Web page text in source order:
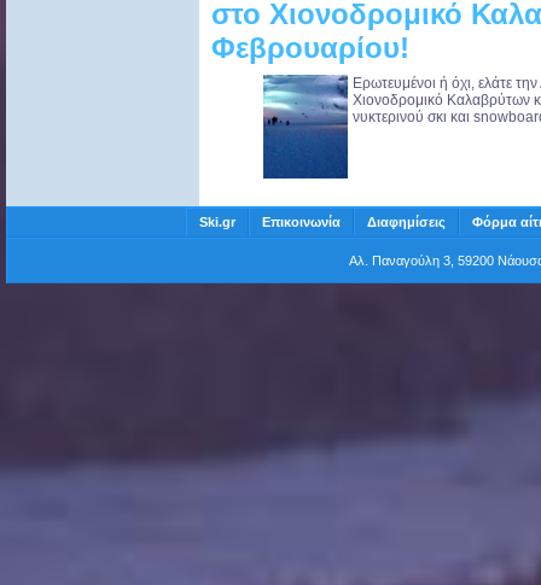
στο Χιονοδρομικό
Φεβρουαρίου!
Ερωτευμένοι ή όχι, ελάτε
Χιονοδρομικό Καλαβρύτων
νυκτερινού σκι και
Ski.gr Επικοινωνία Διαφημίσεις Φόρμα
Αλ. Παναγούλη 3, 59200